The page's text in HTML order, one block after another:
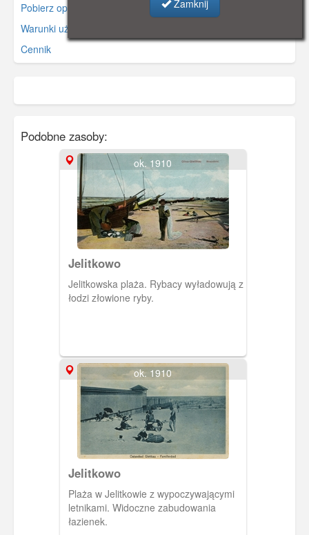
Pobierz opis
Warunki używania zasobów.
Cennik
Podobne zasoby:
ok. 1910
Jelitkowo
Jelitkowska plaża. Rybacy wyładowują z
łodzi złowione ryby.
ok. 1910
Jelitkowo
Plaża w Jelitkowie z wypoczywającymi
letnikami. Widoczne zabudowania
łazienek.
Zamknij